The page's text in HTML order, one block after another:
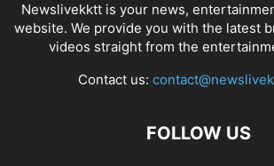
Newslivekktt is your news,
website. We provide you with the latest
videos straight from the
Contact us:
FOLLOW US